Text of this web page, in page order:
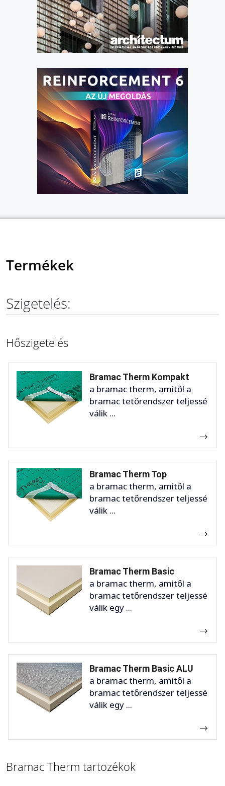
Termékek
Szigetelés:
Hőszigetelés
Bramac Therm Kompakt
a bramac therm, amitől a
bramac tetőrendszer teljessé
válik ...
Bramac Therm Top
a bramac therm, amitől a
bramac tetőrendszer teljessé
válik ...
Bramac Therm Basic
a bramac therm, amitől a
bramac tetőrendszer teljessé
válik egy ...
Bramac Therm Basic ALU
a bramac therm, amitől a
bramac tetőrendszer teljessé
válik egy ...
Bramac Therm tartozékok